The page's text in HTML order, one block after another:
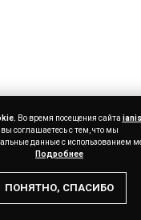
Во время посещения сайта
вы соглашаетесь с тем, что мы
данные с использованием
Подробнее
ПОНЯТНО, СПАСИБО